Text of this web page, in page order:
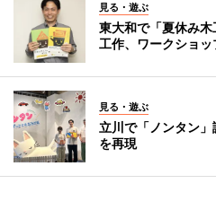
見る・遊ぶ
東大和で「夏休み
工作、ワークショッ
見る・遊ぶ
立川で「ノンタン
を再現